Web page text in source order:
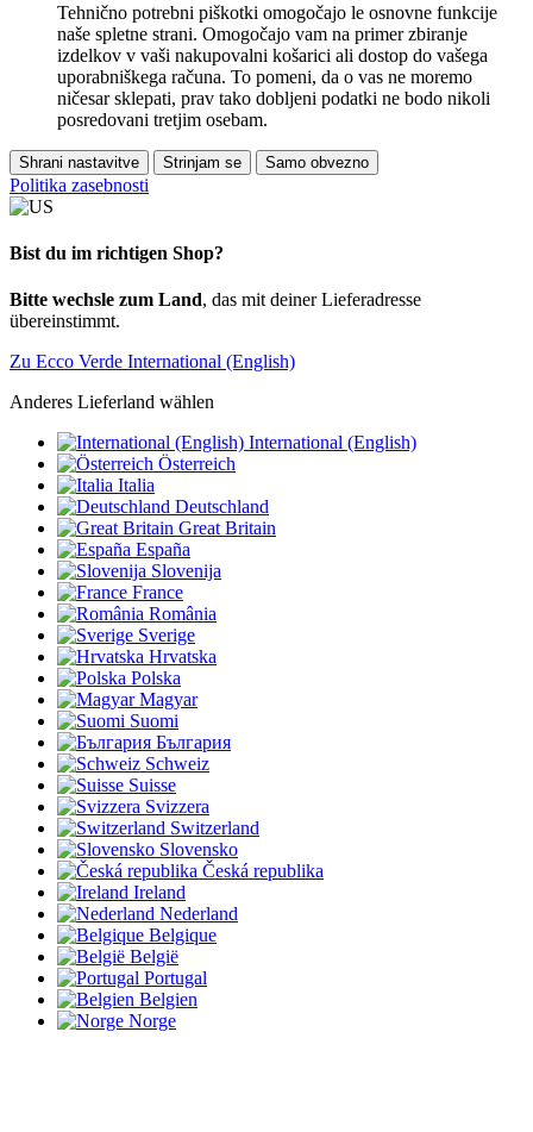
Tehnično potrebni piškotki omogočajo le osnovne funkcije
naše spletne strani. Omogočajo vam na primer zbiranje
izdelkov v vaši nakupovalni košarici ali dostop do vašega
uporabniškega računa. To pomeni, da o vas ne moremo
ničesar sklepati, prav tako dobljeni podatki ne bodo nikoli
posredovani tretjim osebam.
Shrani nastavitve Strinjam se Samo obvezno
Politika zasebnosti
Bist du im richtigen Shop?
Bitte wechsle zum Land, das mit deiner Lieferadresse
übereinstimmt.
Zu Ecco Verde International (English)
Anderes Lieferland wählen
International (English)
Österreich
Italia
Deutschland
Great Britain
España
Slovenija
France
România
Sverige
Hrvatska
Polska
Magyar
Suomi
България
Schweiz
Suisse
Svizzera
Switzerland
Slovensko
Česká republika
Ireland
Nederland
Belgique
België
Portugal
Belgien
Norge